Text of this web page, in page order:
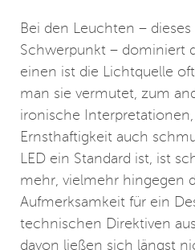
Bei den Leuchten –
Schwerpunkt – dominiert
einen ist die Lichtquelle
man sie vermutet, zum
ironische
Ernsthaftigkeit auch
LED ein Standard ist, ist
mehr, vielmehr hingegen
Aufmerksamkeit für ein
technischen Direktiven
davon ließen sich längst